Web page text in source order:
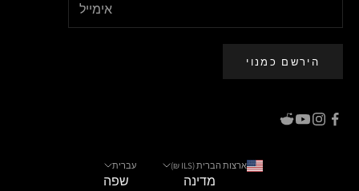
הירשם כמנוי
ארצות הברית (ILS ₪)
מדינה
עברית
שפה